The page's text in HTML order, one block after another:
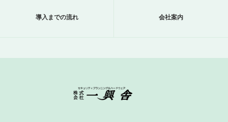
導入までの流れ 会社案内